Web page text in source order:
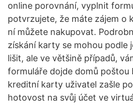
online porovnání, vyplnit
potvrzujete, že máte zájem o
ní můžete nakupovat.
získání karty se mohou podle
lišit, ale ve většině případů,
formuláře dojde domů poštou
kreditní karty uživatel zašle
hotovost na svůj účet ve